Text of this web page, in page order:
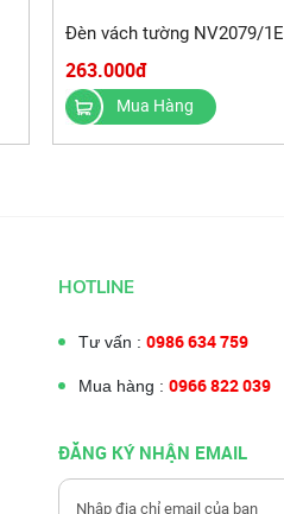
Đèn vách tường NV2079/1E
263.000đ
Mua Hàng
HOTLINE
Tư vấn : 0986 634 759
Mua hàng : 0966 822 039
ĐĂNG KÝ NHẬN EMAIL